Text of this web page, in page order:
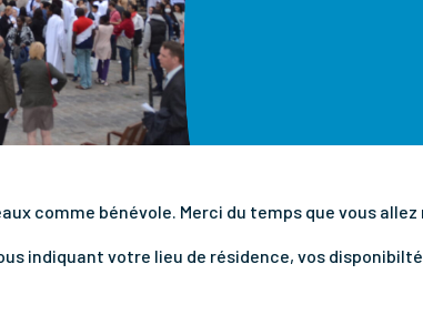
comme bénévole. Merci du temps que vous
indiquant votre lieu de résidence, vos